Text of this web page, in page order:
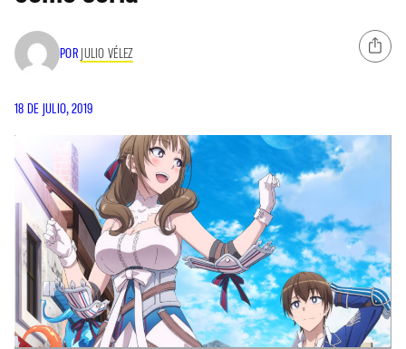
POR JULIO VÉLEZ
18 DE JULIO, 2019